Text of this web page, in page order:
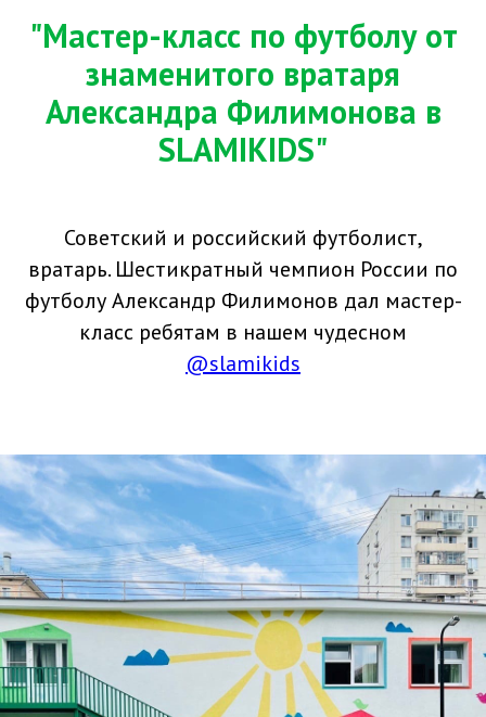
"Мастер-класс по футболу от
знаменитого вратаря
Александра Филимонова в
SLAMIKIDS"
Советский и российский футболист,
вратарь. Шестикратный чемпион России по
футболу Александр Филимонов дал мастер-
класс ребятам в нашем чудесном
@slamikids